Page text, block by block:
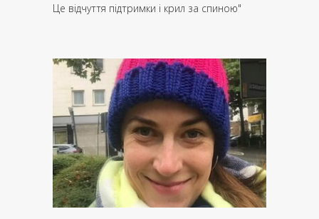
Це відчуття підтримки і крил за спиною"